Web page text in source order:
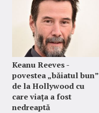
Keanu Reeves -
povestea „băiatul bun”
de la Hollywood cu
care viața a fost
nedreaptă